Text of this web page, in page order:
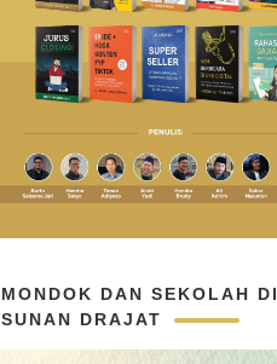
MONDOK DAN SEKOLAH DI
SUNAN DRAJAT